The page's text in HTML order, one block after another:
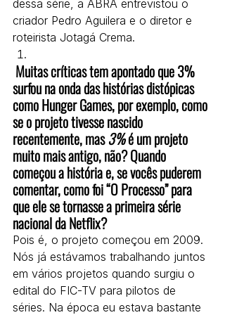
dessa série, a ABRA entrevistou o
criador Pedro Aguilera e o diretor e
roteirista Jotagá Crema.
surfou na onda das histórias distópicas
como Hunger Games, por exemplo, como
se o projeto tivesse nascido
recentemente, mas 3% é um projeto
muito mais antigo, não? Quando
começou a história e, se vocês puderem
comentar, como foi “O Processo” para
que ele se tornasse a primeira série
nacional da Netflix?
Pois é, o projeto começou em 2009.
Nós já estávamos trabalhando juntos
em vários projetos quando surgiu o
edital do FIC-TV para pilotos de
séries. Na época eu estava bastante